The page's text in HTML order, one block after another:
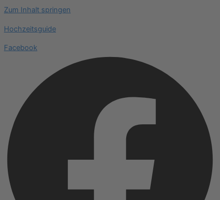
Zum Inhalt springen
Hochzeitsguide
Facebook